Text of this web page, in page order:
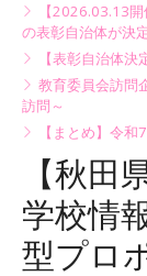
【2026.03.13
の表彰自治体が決
【表彰自治体
教育委員会訪問
訪問～
【まとめ】令
【秋
学校情
型プロ